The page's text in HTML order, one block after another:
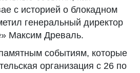
с историей о блокадном
генеральный директор
Максим Древаль.
событиям, которые
организация с 26 по